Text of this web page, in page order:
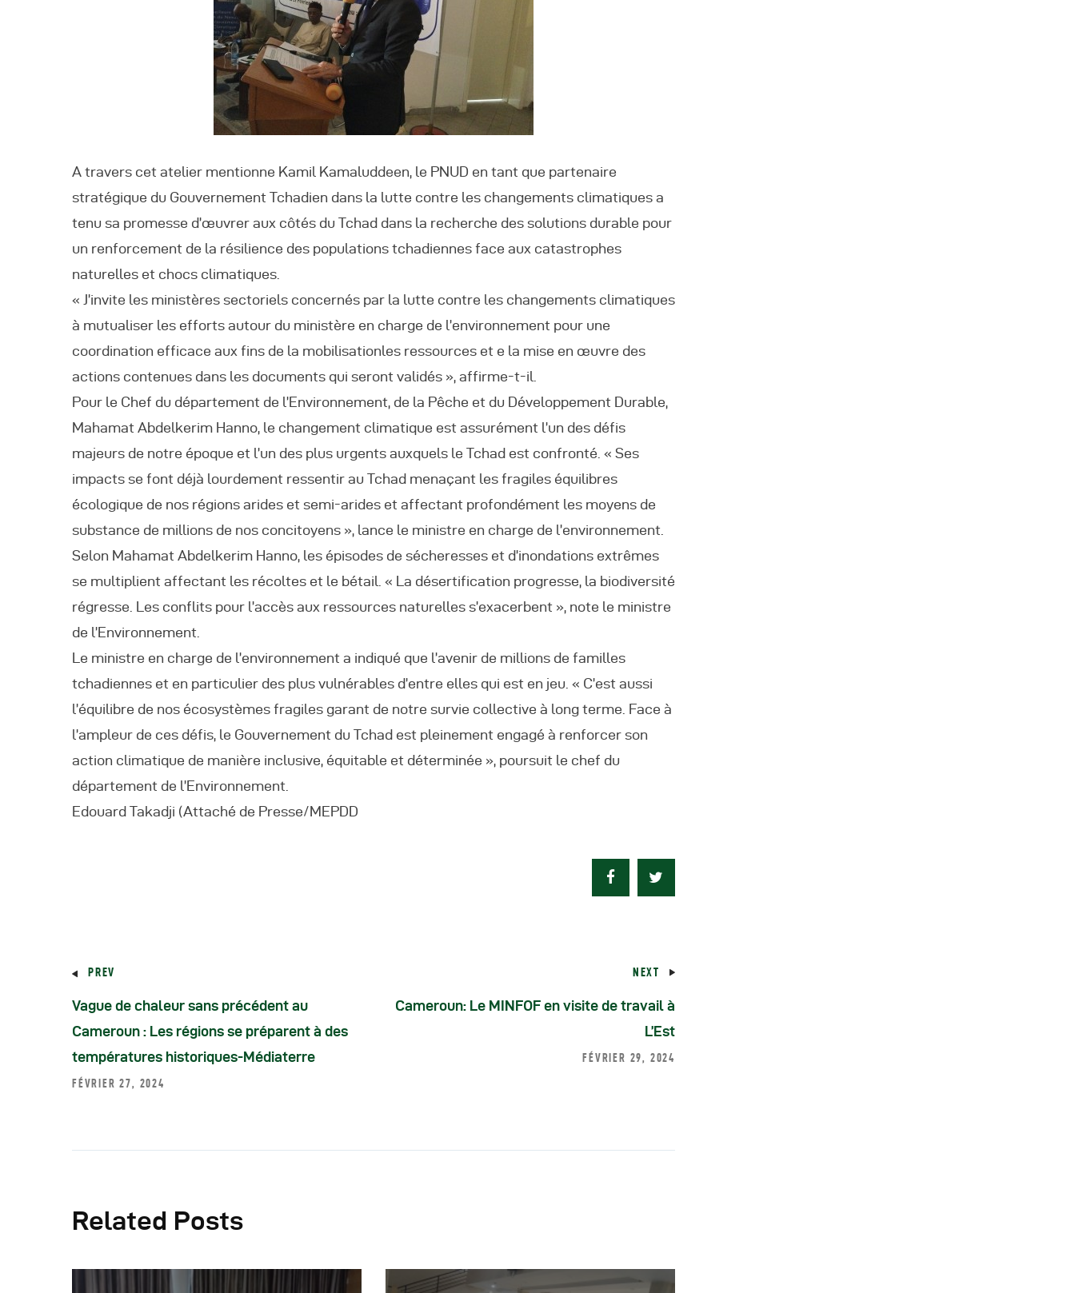
A travers cet atelier mentionne Kamil Kamaluddeen, le PNUD en tant que partenaire
stratégique du Gouvernement Tchadien dans la lutte contre les changements climatiques a
tenu sa promesse d’œuvrer aux côtés du Tchad dans la recherche des solutions durable pour
un renforcement de la résilience des populations tchadiennes face aux catastrophes
naturelles et chocs climatiques.
« J’invite les ministères sectoriels concernés par la lutte contre les changements climatiques
à mutualiser les efforts autour du ministère en charge de l’environnement pour une
coordination efficace aux fins de la mobilisationles ressources et e la mise en œuvre des
actions contenues dans les documents qui seront validés », affirme-t-il.
Pour le Chef du département de l’Environnement, de la Pêche et du Développement Durable,
Mahamat Abdelkerim Hanno, le changement climatique est assurément l’un des défis
majeurs de notre époque et l’un des plus urgents auxquels le Tchad est confronté. « Ses
impacts se font déjà lourdement ressentir au Tchad menaçant les fragiles équilibres
écologique de nos régions arides et semi-arides et affectant profondément les moyens de
substance de millions de nos concitoyens », lance le ministre en charge de l’environnement.
Selon Mahamat Abdelkerim Hanno, les épisodes de sécheresses et d’inondations extrêmes
se multiplient affectant les récoltes et le bétail. « La désertification progresse, la biodiversité
régresse. Les conflits pour l’accès aux ressources naturelles s’exacerbent », note le ministre
de l’Environnement.
Le ministre en charge de l’environnement a indiqué que l’avenir de millions de familles
tchadiennes et en particulier des plus vulnérables d’entre elles qui est en jeu. « C’est aussi
l’équilibre de nos écosystèmes fragiles garant de notre survie collective à long terme. Face à
l’ampleur de ces défis, le Gouvernement du Tchad est pleinement engagé à renforcer son
action climatique de manière inclusive, équitable et déterminée », poursuit le chef du
département de l’Environnement.
Edouard Takadji (Attaché de Presse/MEPDD
PREV
Vague de chaleur sans précédent au
Cameroun : Les régions se préparent à des
températures historiques-Médiaterre
FÉVRIER 27, 2024
NEXT
Cameroun: Le MINFOF en visite de travail à
L’Est
FÉVRIER 29, 2024
Related Posts